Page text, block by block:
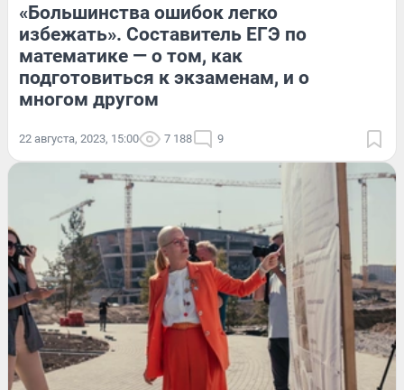
«Большинства ошибок легко
избежать». Составитель ЕГЭ по
математике — о том, как
подготовиться к экзаменам, и о
многом другом
22 августа, 2023, 15:00 7 188 9